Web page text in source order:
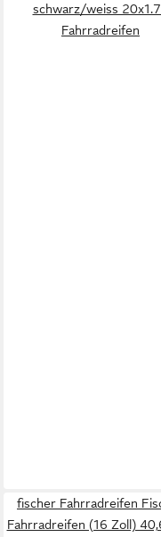
schwarz/weiss
Fahrradreifen
fischer Fahrradreifen
Fahrradreifen (16 Zoll)